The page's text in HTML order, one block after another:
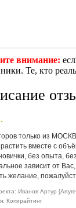
внимание:
Те, кто
только из
вместе с
без опыта,
зависит от
желание,
Иванов Артур
Копирайтинг